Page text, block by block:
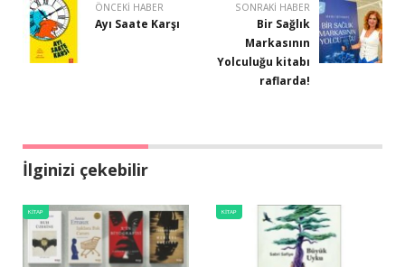
ÖNCEKI HABER
Ayı Saate Karşı
SONRAKI HABER
Bir Sağlık
Markasının
Yolculuğu kitabı
raflarda!
İlginizi çekebilir
KITAP KITAP